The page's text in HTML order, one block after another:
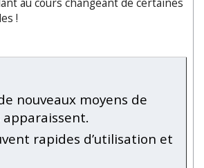
au cours changeant de certaines
!
nouveaux moyens de
rapides d’utilisation et